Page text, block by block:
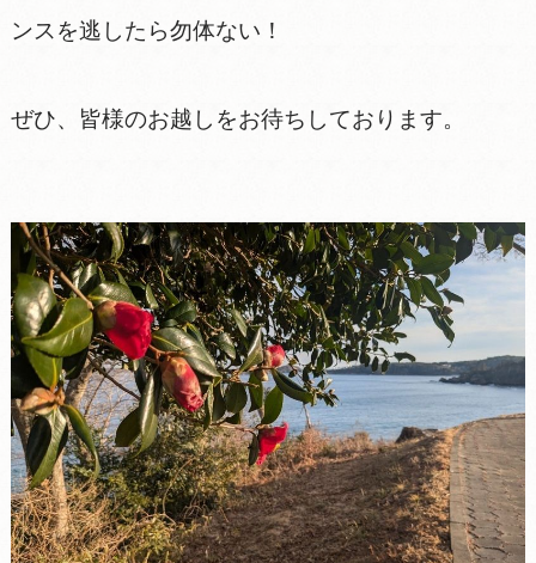
ンスを逃したら勿体ない！
ぜひ、皆様のお越しをお待ちしております。